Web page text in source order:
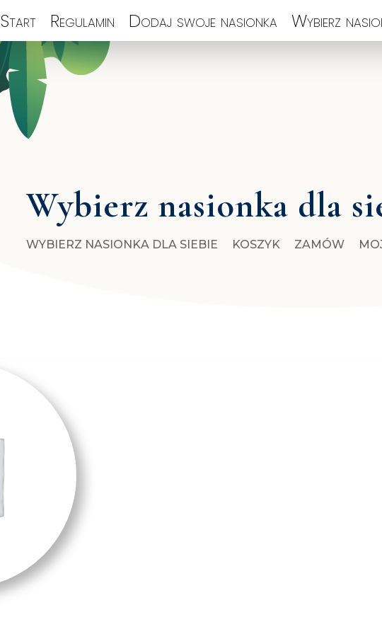
Start Regulamin Dodaj swoje nasionka Wybierz
Wybierz nasionka dla
WYBIERZ NASIONKA DLA SIEBIE KOSZYK ZAMÓW